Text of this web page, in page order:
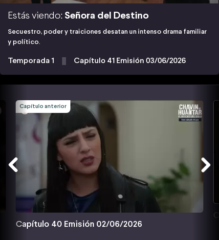
Estás viendo: Señora del Destino
Secuestro, poder y traiciones desatan un intenso drama familiar
y político.
Temporada 1 Capítulo 41 Emisión 03/06/2026
Capítulo anterior
Capítulo 40 Emisión 02/06/2026